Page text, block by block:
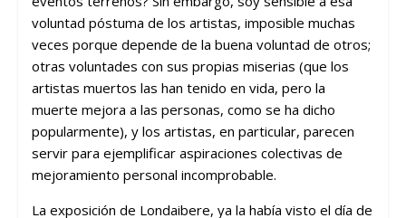
voluntad póstuma de los artistas, imposible muchas
veces porque depende de la buena voluntad de otros;
otras voluntades con sus propias miserias (que los
artistas muertos las han tenido en vida, pero la
muerte mejora a las personas, como se ha dicho
popularmente), y los artistas, en particular, parecen
servir para ejemplificar aspiraciones colectivas de
mejoramiento personal incomprobable.
La exposición de Londaibere, ya la había visto el día de